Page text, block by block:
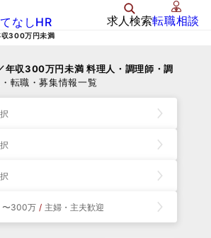
なしHR 求人検索転職相談
収300万円未満
年収300万円未満 料理人・調理師・調
転職・募集情報一覧
〜300万 / 主婦・主夫歓迎